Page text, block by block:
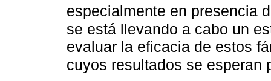
especialmente en presencia
se está llevando a cabo un
evaluar la eficacia de estos
cuyos resultados se esperan